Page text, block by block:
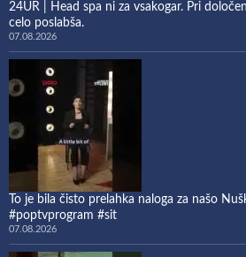
24UR | Head spa ni za vsakogar. Pri
celo poslabša.
07.08.2026
To je bila čisto prelahka naloga za našo
#poptvprogram #sit
07.08.2026